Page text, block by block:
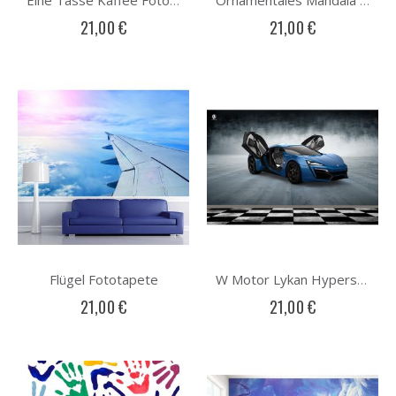
21,00 € 21,00 €
Flügel Fototapete
21,00 €
W Motor Lykan Hypersport Fototapete
21,00 €